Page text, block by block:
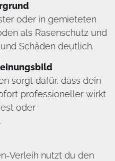
oder in gemieteten
als Rasenschutz und
Schäden deutlich.
sorgt dafür, dass dein
professioneller wirkt
oder
Verleih nutzt du den